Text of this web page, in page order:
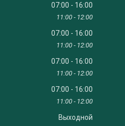
07:00 16:00
11:00 12:00
07:00 16:00
11:00 12:00
07:00 16:00
11:00 12:00
07:00 16:00
11:00 12:00
Выходной